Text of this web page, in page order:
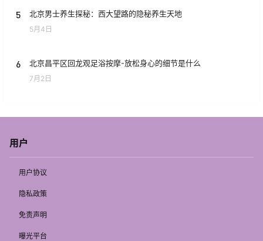
5 北京男士养生探秘：西大望路的隐秘养生天地
5月4日
6 北京昌平区回龙观足浴按摩-放松身心的细节是什么
7月2日
用户
用户协议
隐私政策
免责声明
曝光平台